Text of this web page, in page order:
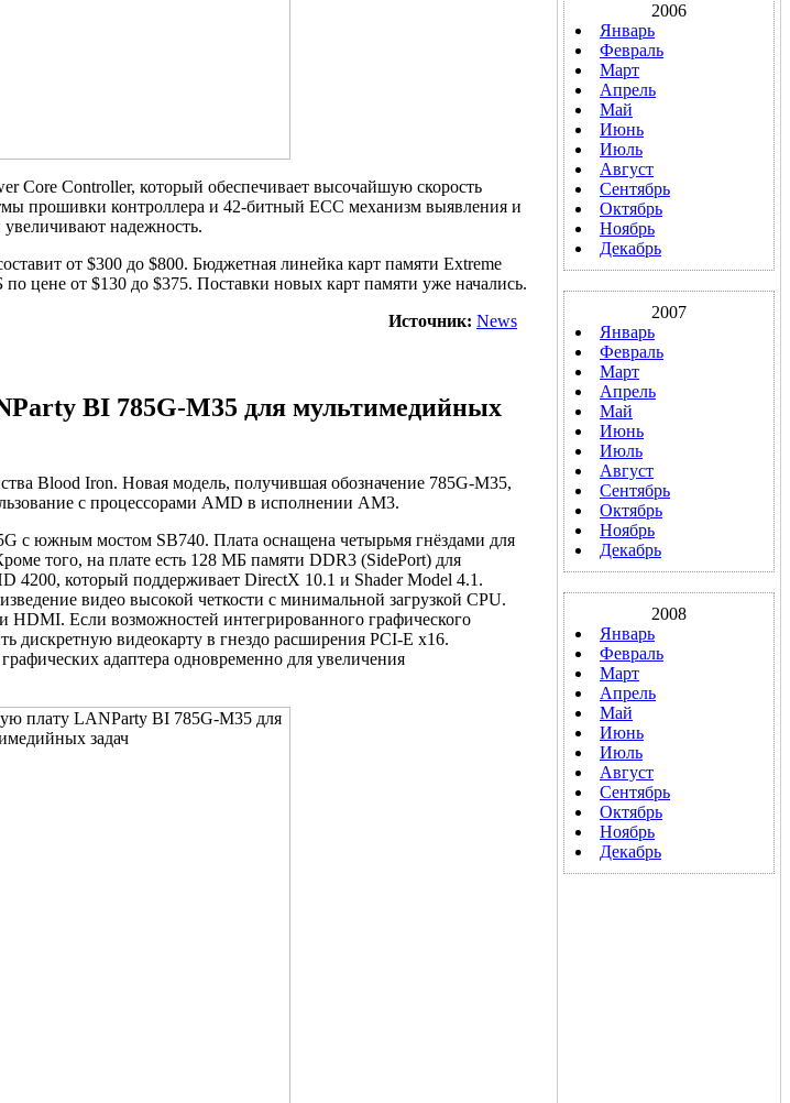
Core Controller, который обеспечивает высочайшую скорость
прошивки контроллера и 42-битный ECC механизм выявления и
надежность.
от $300 до $800. Бюджетная линейка карт памяти Extreme
цене от $130 до $375. Поставки новых карт памяти уже начались.
Источник: News
BI 785G-M35 для мультимедийных
Blood Iron. Новая модель, получившая обозначение 785G-M35,
с процессорами AMD в исполнении AM3.
с южным мостом SB740. Плата оснащена четырьмя гнёздами для
того, на плате есть 128 МБ памяти DDR3 (SidePort) для
4200, который поддерживает DirectX 10.1 и Shader Model 4.1.
видео высокой четкости с минимальной загрузкой CPU.
Если возможностей интегрированного графического
дискретную видеокарту в гнездо расширения PCI-E x16.
адаптера одновременно для увеличения
2006
Январь
Февраль
Март
Апрель
Май
Июнь
Июль
Август
Сентябрь
Октябрь
Ноябрь
Декабрь
2007
Январь
Февраль
Март
Апрель
Май
Июнь
Июль
Август
Сентябрь
Октябрь
Ноябрь
Декабрь
2008
Январь
Февраль
Март
Апрель
Май
Июнь
Июль
Август
Сентябрь
Октябрь
Ноябрь
Декабрь